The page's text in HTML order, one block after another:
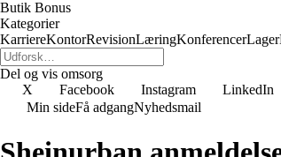
Butik Bonus
Kategorier
KarriereKontorRevisionLæringKonferencerLager
Del og vis omsorg
X
Facebook Instagram LinkedIn
Min sideFå adgangNyhedsmail